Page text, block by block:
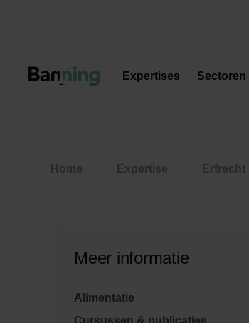
Expertises Sectoren
Home Expertise Erfrecht
Meer informatie
Alimentatie
Cursussen & publicaties